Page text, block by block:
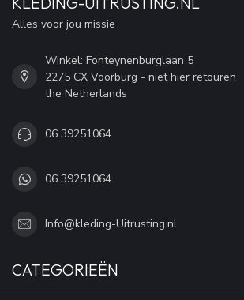
Alles voor jou missie
Winkel: Fonteynenburglaan 5
2275 CX Voorburg - niet hier retouren
the Netherlands
06 39251064
06 39251064
Info@kleding-Uitrusting.nl
CATEGORIEËN